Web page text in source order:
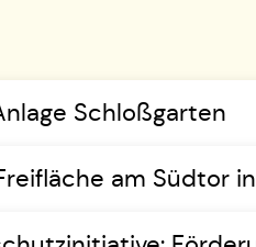
Schloßgarten
am Südtor